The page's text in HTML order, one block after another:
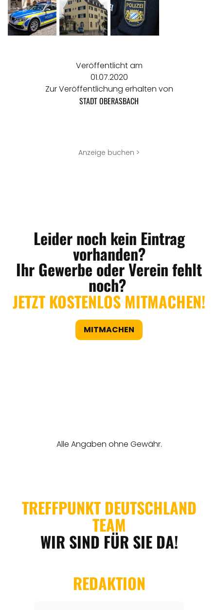
Veröffentlicht am
01.07.2020
Zur Veröffentlichung erhalten von
STADT OBERASBACH
Anzeige buchen >
Leider noch kein Eintrag
vorhanden?
Ihr Gewerbe oder Verein fehlt
noch?
JETZT KOSTENLOS MITMACHEN!
MITMACHEN